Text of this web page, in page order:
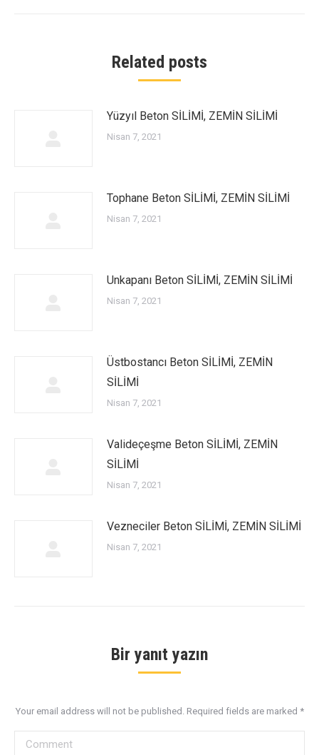
Related posts
Yüzyıl Beton SİLİMİ, ZEMİN SİLİMİ
Nisan 7, 2021
Tophane Beton SİLİMİ, ZEMİN SİLİMİ
Nisan 7, 2021
Unkapanı Beton SİLİMİ, ZEMİN SİLİMİ
Nisan 7, 2021
Üstbostancı Beton SİLİMİ, ZEMİN
SİLİMİ
Nisan 7, 2021
Valideçeşme Beton SİLİMİ, ZEMİN
SİLİMİ
Nisan 7, 2021
Vezneciler Beton SİLİMİ, ZEMİN SİLİMİ
Nisan 7, 2021
Bir yanıt yazın
Your email address will not be published. Required fields are marked *
Comment